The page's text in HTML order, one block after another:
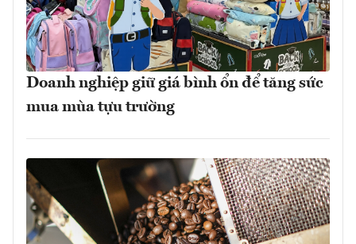
Doanh nghiệp giữ giá bình ổn để tăng sức
mua mùa tựu trường